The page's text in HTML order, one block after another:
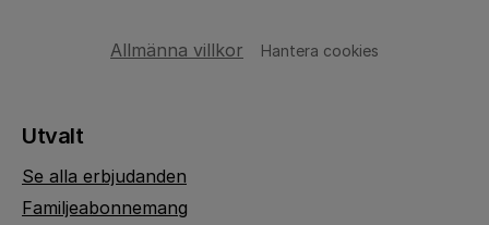
Allmänna villkor Hantera cookies
Utvalt
Se alla erbjudanden
Familjeabonnemang